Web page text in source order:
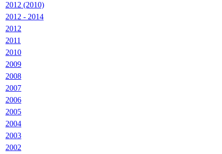
2012 (2010)
2012 - 2014
2012
2011
2010
2009
2008
2007
2006
2005
2004
2003
2002